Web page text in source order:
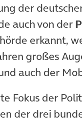
der
auch von der
erkannt,
großes
auch der
Fokus der
der drei